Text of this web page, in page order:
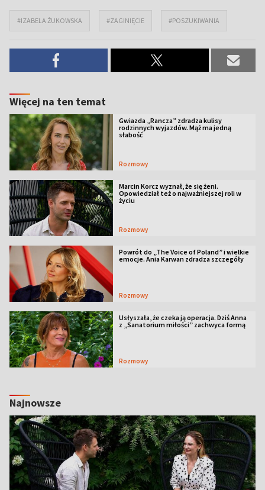
#IZABELA ŻUKOWSKA #ZAGINIĘCIE #POSZUKIWANIA
Więcej na ten temat
Gwiazda „Rancza” zdradza kulisy
rodzinnych wyjazdów. Mąż ma jedną
słabość
Rozmowy
Marcin Korcz wyznał, że się żeni.
Opowiedział też o najważniejszej roli w
życiu
Rozmowy
Powrót do „The Voice of Poland” i wielkie
emocje. Ania Karwan zdradza szczegóły
Rozmowy
Usłyszała, że czeka ją operacja. Dziś Anna
z „Sanatorium miłości” zachwyca formą
Rozmowy
Najnowsze